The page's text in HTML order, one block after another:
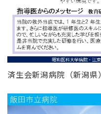
済生会新潟病院（新潟県）